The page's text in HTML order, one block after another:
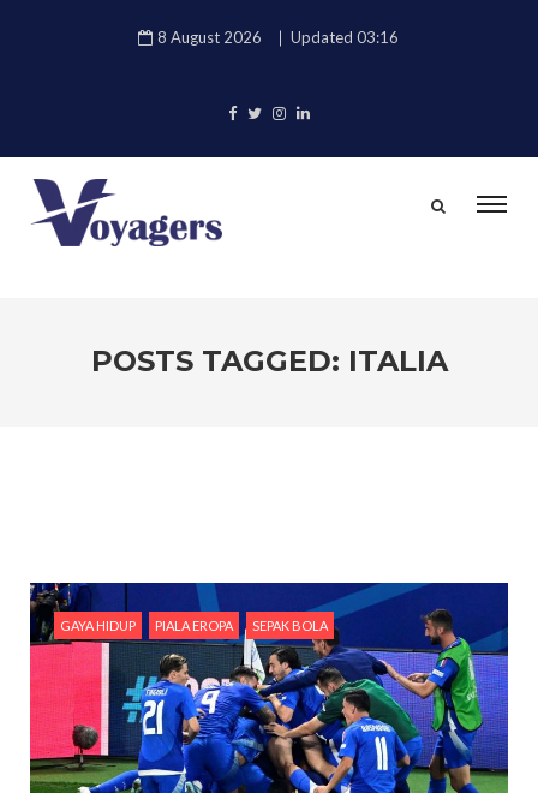
8 August 2026 Updated 03:16
POSTS TAGGED: ITALIA
GAYA HIDUP PIALA EROPA SEPAK BOLA